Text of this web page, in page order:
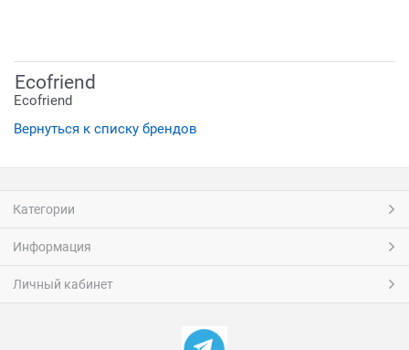
Ecofriend
Ecofriend
Вернуться к списку брендов
Категории
Информация
Личный кабинет